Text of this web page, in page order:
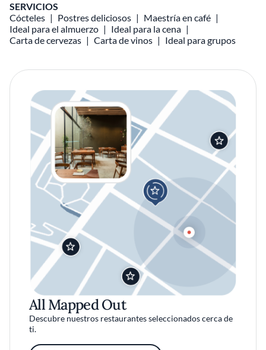
SERVICIOS
Cócteles
Postres deliciosos
Maestría en café
Ideal para el almuerzo
Ideal para la cena
Carta de cervezas
Carta de vinos Ideal para grupos
All Mapped Out
Descubre nuestros restaurantes seleccionados cerca de
ti.